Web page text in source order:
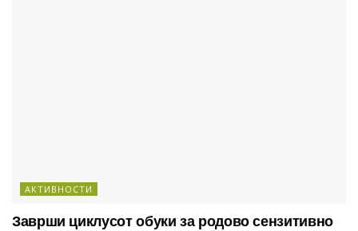
АКТИВНОСТИ
Заврши циклусот обуки за родово сензитивно